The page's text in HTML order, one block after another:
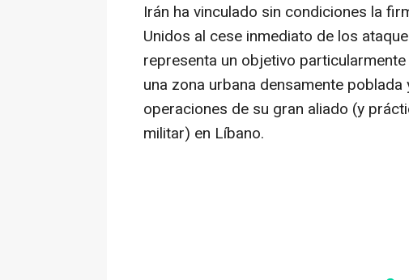
Irán ha vinculado sin condiciones la
Unidos al cese inmediato de los
representa un objetivo
una zona urbana densamente
operaciones de su gran aliado (y
militar) en Líbano.